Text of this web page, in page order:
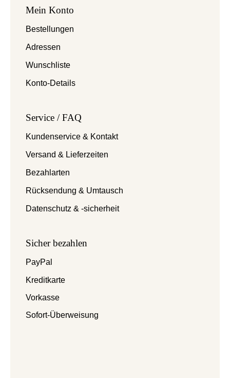
Mein Konto
Bestellungen
Adressen
Wunschliste
Konto-Details
Service / FAQ
Kundenservice & Kontakt
Versand & Lieferzeiten
Bezahlarten
Rücksendung & Umtausch
Datenschutz & -sicherheit
Sicher bezahlen
PayPal
Kreditkarte
Vorkasse
Sofort-Überweisung